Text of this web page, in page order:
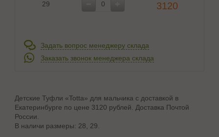
29 3120
Задать вопрос менеджеру склада
Заказать звонок менеджера склада
Детские Туфли «Totta» для мальчика с доставкой в
Екатеринбурге по цене 3120 рублей. Доставка Почтой
России.
В наличи размеры: 28, 29.